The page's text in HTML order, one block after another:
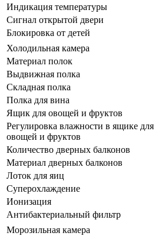
Индикация температуры
Сигнал открытой двери
Блокировка от детей
Холодильная камера
Материал полок
Выдвижная полка
Складная полка
Полка для вина
Ящик для овощей и фруктов
Регулировка влажности в ящике для
овощей и фруктов
Количество дверных балконов
Материал дверных балконов
Лоток для яиц
Суперохлаждение
Ионизация
Антибактериальный фильтр
Морозильная камера